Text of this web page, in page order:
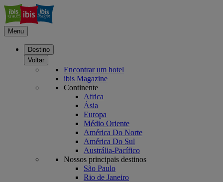
Menu
Destino
Voltar
Encontrar um hotel
ibis Magazine
Continente
Africa
Ásia
Europa
Médio Oriente
América Do Norte
América Do Sul
Austrália-Pacífico
Nossos principais destinos
São Paulo
Rio de Janeiro